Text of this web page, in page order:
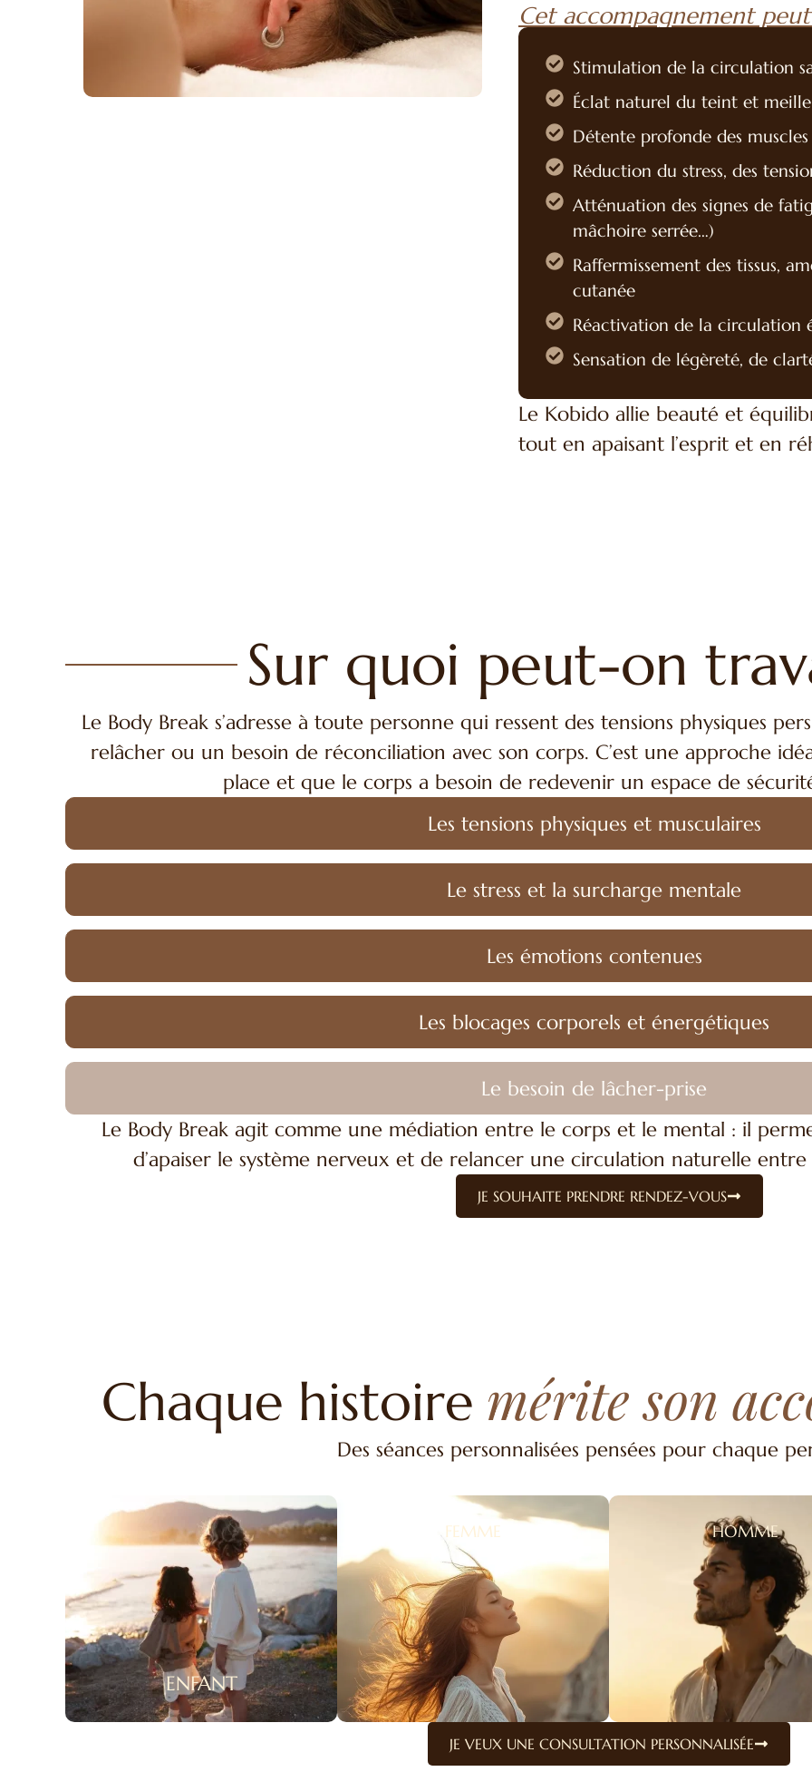
Cet accompagnement
Stimulation de la circulation
Éclat naturel du teint et
Détente profonde des
Réduction du stress, des
Atténuation des signes de
mâchoire serrée…)
Raffermissement des tissus,
cutanée
Réactivation de la circulation
Sensation de légèreté, de
Le Kobido allie beauté et
tout en apaisant l’esprit et en
Sur quoi peut-on
Le Body Break s’adresse à toute personne qui ressent des tensions physiques
relâcher ou un besoin de réconciliation avec son corps. C’est une approche
place et que le corps a besoin de redevenir un espace de
Les tensions physiques et musculaires
Le stress et la surcharge mentale
Les émotions contenues
Les blocages corporels et énergétiques
Le besoin de lâcher-prise
Le Body Break agit comme une médiation entre le corps et le mental : il
d’apaiser le système nerveux et de relancer une circulation naturelle
JE SOUHAITE PRENDRE RENDEZ-VOUS
Chaque histoire mérite son
Des séances personnalisées pensées pour chaque
ENFANT
FEMME HOMME
JE VEUX UNE CONSULTATION PERSONNALISÉE